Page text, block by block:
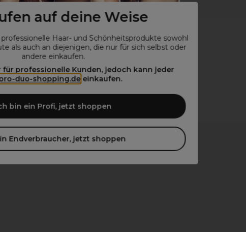
auf deine Weise
Haar- und Schönheitsprodukte sowohl
als auch an diejenigen, die nur für sich selbst oder
andere einkaufen.
für professionelle Kunden, jedoch kann jeder
duo-shopping.deeinkaufen.
bin ein Profi, jetzt shoppen
Endverbraucher, jetzt shoppen